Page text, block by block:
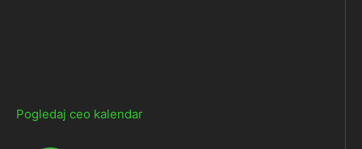
Pogledaj ceo kalendar